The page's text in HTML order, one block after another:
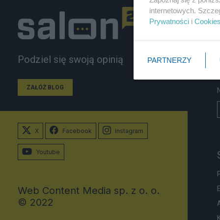
Podziel się swoją opinią
ZAŁÓŻ BLOG
X Facebook Instagram
Youtube
Web Content Media sp. z o. o.
© 2022
internetowych.
Prywatności i Cookies
PARTNERZY